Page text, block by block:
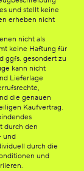
und stellt keine
erheben nicht
nicht als
keine Haftung für
ggfs. gesondert zu
kann nicht
Lieferlage
die genauen
Kaufvertrag.
durch den
und
durch die
und